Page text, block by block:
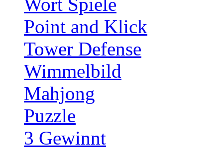
Point and Klick
Tower Defense
Wimmelbild
Mahjong
Puzzle
3 Gewinnt